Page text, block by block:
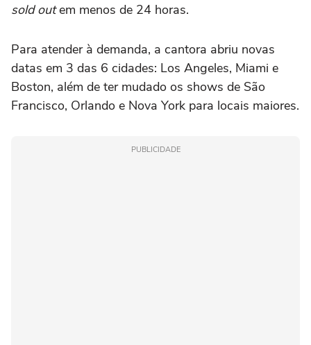
sold outem menos de 24 horas.
Para atender à demanda, a cantora abriu novas
datas em 3 das 6 cidades: Los Angeles, Miami e
Boston, além de ter mudado os shows de São
Francisco, Orlando e Nova York para locais maiores.
PUBLICIDADE